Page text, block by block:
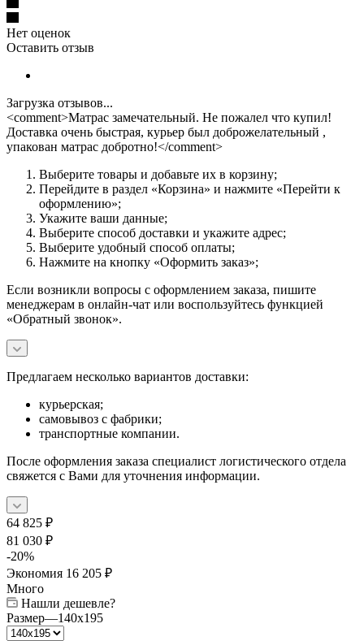
Нет оценок
Оставить отзыв
Загрузка отзывов...
<comment>Матрас замечательный. Не пожалел что купил!
Доставка очень быстрая, курьер был доброжелательный ,
упакован матрас добротно!</comment>
Выберите товары и добавьте их в корзину;
Перейдите в раздел «Корзина» и нажмите «Перейти к
оформлению»;
Укажите ваши данные;
Выберите способ доставки и укажите адрес;
Выберите удобный способ оплаты;
Нажмите на кнопку «Оформить заказ»;
Если возникли вопросы с оформлением заказа, пишите
менеджерам в онлайн-чат или воспользуйтесь функцией
«Обратный звонок».
Предлагаем несколько вариантов доставки:
курьерская;
самовывоз с фабрики;
транспортные компании.
После оформления заказа специалист логистического отдела
свяжется с Вами для уточнения информации.
64 825 ₽
81 030 ₽
-20%
Экономия 16 205 ₽
Много
Нашли дешевле?
Размер—140x195